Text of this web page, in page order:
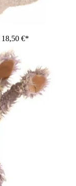
18,50 €*